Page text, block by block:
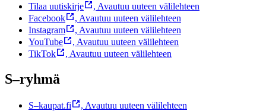
Tilaa uutiskirje , Avautuu uuteen välilehteen
Facebook
, Avautuu uuteen välilehteen
Instagram
, Avautuu uuteen välilehteen
YouTube
, Avautuu uuteen välilehteen
TikTok
, Avautuu uuteen välilehteen
S–ryhmä
S–kaupat.fi , Avautuu uuteen välilehteen